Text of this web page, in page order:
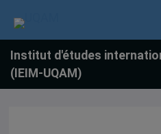
Institut d'études
(IEIM-UQAM)